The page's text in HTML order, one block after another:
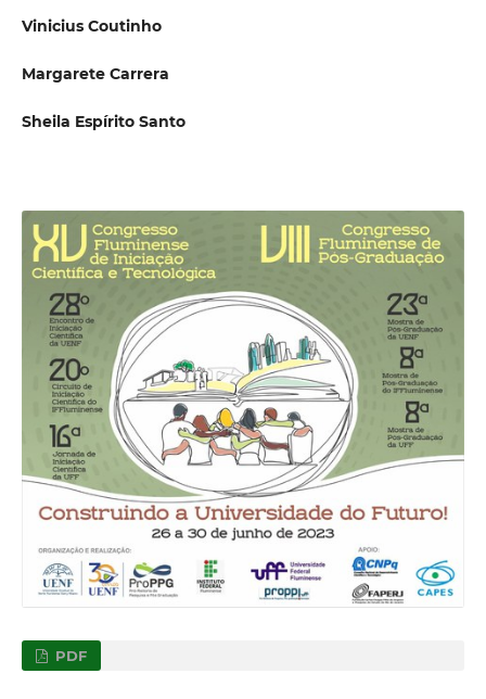
Vinicius Coutinho
Margarete Carrera
Sheila Espírito Santo
PDF